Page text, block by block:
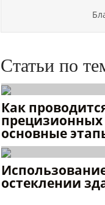
Статьи по
Как
основные
остеклении